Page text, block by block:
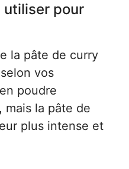
utiliser pour
la pâte de curry
vos
poudre
la pâte de
plus intense et